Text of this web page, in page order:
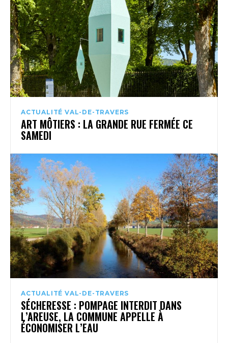
ACTUALITÉ VAL-DE-TRAVERS
ART MÔTIERS : LA GRANDE RUE FERMÉE CE
SAMEDI
ACTUALITÉ VAL-DE-TRAVERS
SÉCHERESSE : POMPAGE INTERDIT DANS
L’AREUSE, LA COMMUNE APPELLE À
ÉCONOMISER L’EAU